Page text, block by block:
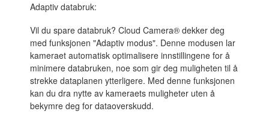
Adaptiv databruk:
Vil du spare databruk? Cloud Camera® dekker deg
med funksjonen "Adaptiv modus". Denne modusen lar
kameraet automatisk optimalisere innstillingene for å
minimere databruken, noe som gir deg muligheten til å
strekke dataplanen ytterligere. Med denne funksjonen
kan du dra nytte av kameraets muligheter uten å
bekymre deg for dataoverskudd.